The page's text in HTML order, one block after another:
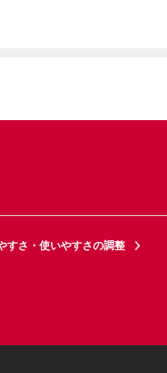
すさ・使いやすさの調整